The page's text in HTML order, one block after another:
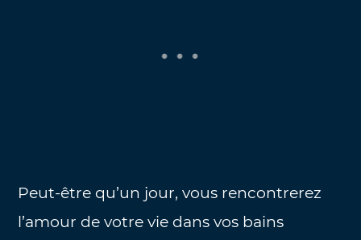
Peut-être qu’un jour, vous rencontrerez
l’amour de votre vie dans vos bains